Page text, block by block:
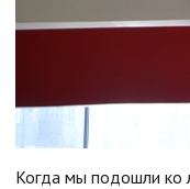
Когда мы подошли ко